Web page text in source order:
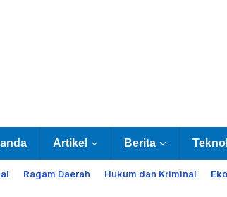
Artikel Berita
Ragam Daerah Hukum dan Kriminal